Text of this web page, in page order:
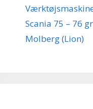
Scania 75 – 76
Molberg (Lion)